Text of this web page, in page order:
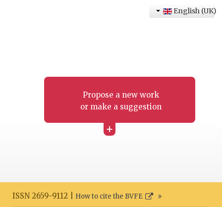
Propose a new work
or make a suggestion
+
English (UK)
ISSN 2659-9112 | How to cite the BVFE